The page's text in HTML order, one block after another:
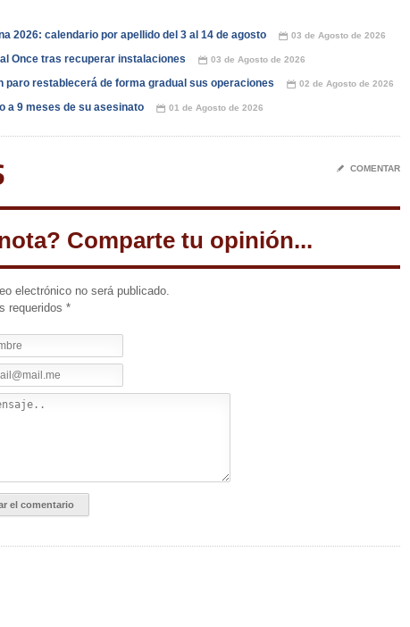
2026: calendario por apellido del 3 al 14 de agosto 📅 03 de Agosto de 2026
Once tras recuperar instalaciones 📅 03 de Agosto de 2026
paro restablecerá de forma gradual sus operaciones 📅 02 de Agosto de 2026
a 9 meses de su asesinato 📅 01 de Agosto de 2026
✎ COMENTAR
Comparte tu opinión...
electrónico no será publicado.
requeridos *